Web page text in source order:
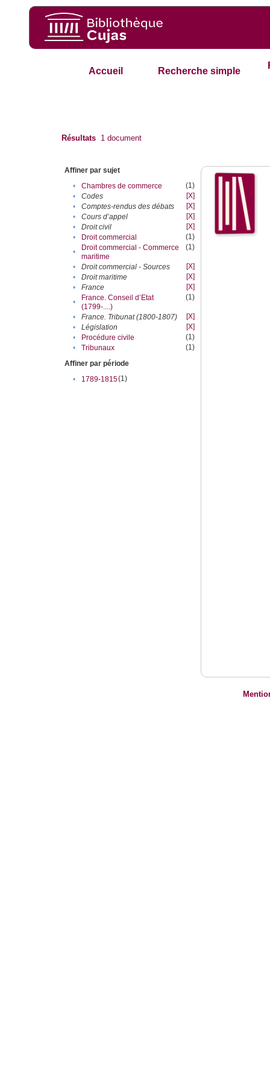
Accueil Recherche simple
Résultats 1 document
Affiner par sujet
•
Chambres de commerce
(1)
•
Codes
[X]
•
Comptes-rendus des débats
[X]
•
Cours d’appel
[X]
•
Droit civil
[X]
•
Droit commercial
(1)
•
Droit commercial - Commerce
maritime
(1)
• Droit commercial - Sources
[X]
•
Droit maritime
[X]
•
France
[X]
•
France. Conseil d’Etat
(1799-....)
(1)
• France. Tribunat (1800-1807)
[X]
•
Législation
[X]
•
Procédure civile
(1)
•
Tribunaux
(1)
Affiner par période
•
1789-1815(1)